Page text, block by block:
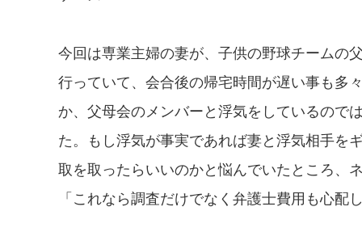
今回は専業主婦の妻が、子供の野球チームの
行っていて、会合後の帰宅時間が遅い事も多
か、父母会のメンバーと浮気をしているので
た。もし浮気が事実であれば妻と浮気相手を
取を取ったらいいのかと悩んでいたところ、
「これなら調査だけでなく弁護士費用も心